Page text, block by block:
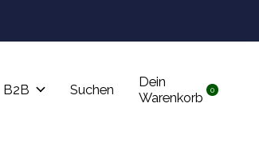
B2B Suchen
Dein
Warenkorb
0items